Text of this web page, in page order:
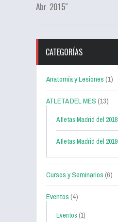
Abr 2015"
CATEGORÍAS
Anatomía y Lesiones(1)
ATLETA DEL MES(13)
Atletas Madrid del 2018
Atletas Madrid del 2019
Cursos y Seminarios(6)
Eventos(4)
Eventos (1)